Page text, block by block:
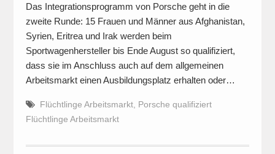
Das Integrationsprogramm von Porsche geht in die
zweite Runde: 15 Frauen und Männer aus Afghanistan,
Syrien, Eritrea und Irak werden beim
Sportwagenhersteller bis Ende August so qualifiziert,
dass sie im Anschluss auch auf dem allgemeinen
Arbeitsmarkt einen Ausbildungsplatz erhalten oder…
Flüchtlinge Arbeitsmarkt, Porsche qualifiziert
Flüchtlinge Arbeitsmarkt